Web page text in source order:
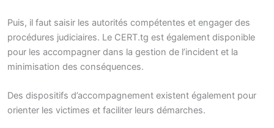
Puis, il faut saisir les autorités compétentes et engager des
procédures judiciaires. Le CERT.tg est également disponible
pour les accompagner dans la gestion de l’incident et la
minimisation des conséquences.
Des dispositifs d’accompagnement existent également pour
orienter les victimes et faciliter leurs démarches.